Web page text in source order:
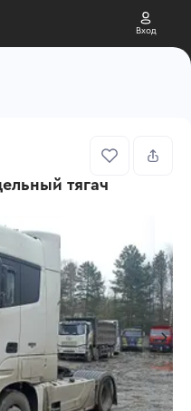
Вход
тягач